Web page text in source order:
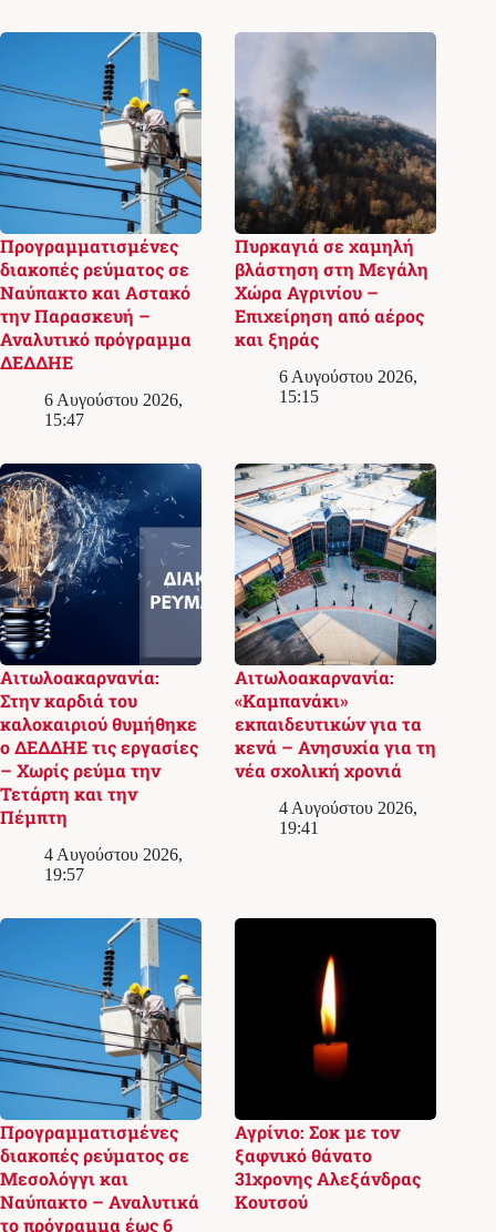
Προγραμματισμένες
διακοπές ρεύματος σε
Ναύπακτο και Αστακό
την Παρασκευή –
Αναλυτικό πρόγραμμα
ΔΕΔΔΗΕ
6 Αυγούστου 2026,
15:47
Πυρκαγιά σε χαμηλή
βλάστηση στη Μεγάλη
Χώρα Αγρινίου –
Επιχείρηση από αέρος
και ξηράς
6 Αυγούστου 2026,
15:15
Αιτωλοακαρνανία:
Στην καρδιά του
καλοκαιριού θυμήθηκε
ο ΔΕΔΔΗΕ τις εργασίες
– Χωρίς ρεύμα την
Τετάρτη και την
Πέμπτη
4 Αυγούστου 2026,
19:57
Αιτωλοακαρνανία:
«Καμπανάκι»
εκπαιδευτικών για τα
κενά – Ανησυχία για τη
νέα σχολική χρονιά
4 Αυγούστου 2026,
19:41
Προγραμματισμένες
διακοπές ρεύματος σε
Μεσολόγγι και
Ναύπακτο – Αναλυτικά
το πρόγραμμα έως 6
Αγρίνιο: Σοκ με τον
ξαφνικό θάνατο
31χρονης Αλεξάνδρας
Κουτσού